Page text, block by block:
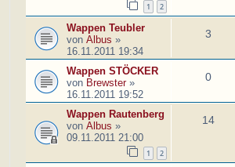
1 2
Wappen Teubler
von Albus »
16.11.2011 19:34
3
Wappen STÖCKER
von Brewster»
16.11.2011 19:52
0
Wappen Rautenberg
von Albus »
09.11.2011 21:00
1 2
14